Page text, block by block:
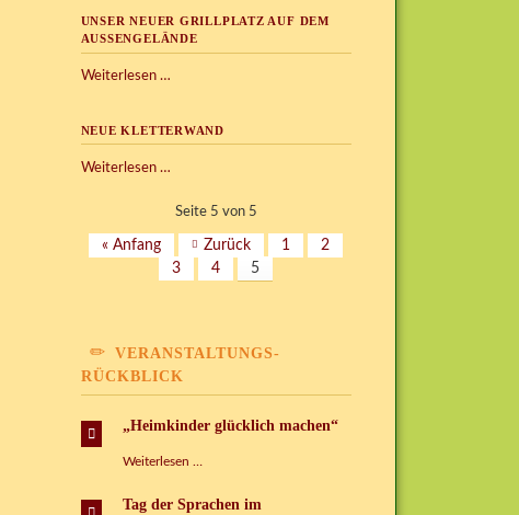
UNSER NEUER GRILLPLATZ AUF DEM
AUSSENGELÄNDE
Weiterlesen …
auf
Außengelände
NEUE KLETTERWAND
Weiterlesen …
Seite 5 von 5
« Anfang Zurück 1
2
3
4 5
VERANSTALTUNGS-
RÜCKBLICK
„Heimkinder glücklich machen“
Weiterlesen …
machen“
Tag der Sprachen im